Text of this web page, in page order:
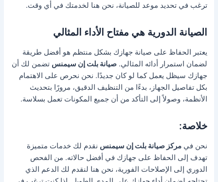
ترغب في تحديد موعد للصيانة، نحن هنا لخدمتك في أي وقت.
الصيانة الدورية هي مفتاح الأداء المثالي
يعتبر الحفاظ على صيانة جهازك بشكل منتظم هو أفضل طريقة
لضمان استمرار أدائه المثالي.صيانة بلت إن سيمنس تضمن لك أن
جهازك سيظل يعمل كما لو كان جديدًا. نحن نحرص على الاهتمام
بكل تفاصيل الجهاز، بدءًا من التنظيف الدقيق، مرورًا بتحديث
الأنظمة، وصولاً إلى التأكد من أن جميع المكونات تعمل بسلاسة.
خلاصة:
نحن فيمركز صيانة بلت إن سيمنس نقدم لك خدمات متميزة
تهدف إلى الحفاظ على جهازك في أفضل حالاته. من الفحص
الدوري إلى الإصلاحات الفورية، نحن هنا لنقدم لك الدعم الذي